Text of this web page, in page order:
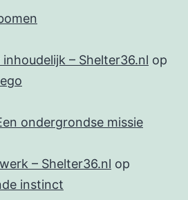
– Shelter36.nl op
ondergrondse missie
– Shelter36.nl op
instinct